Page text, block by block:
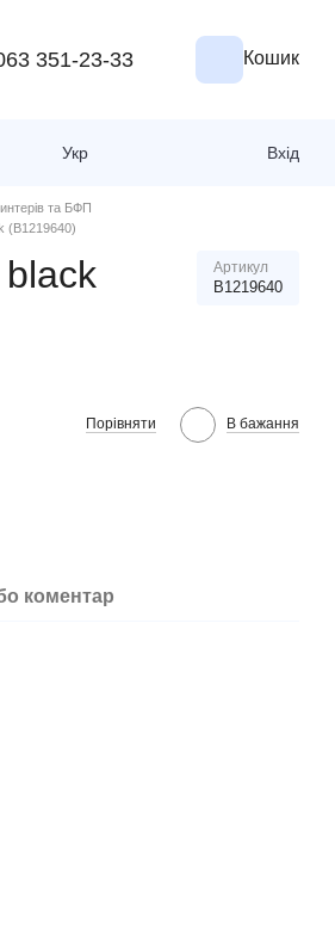
351-23-33 Кошик
Укр Вхід
та БФП
(B1219640)
Артикул
B1219640
Порівняти В бажання
коментар